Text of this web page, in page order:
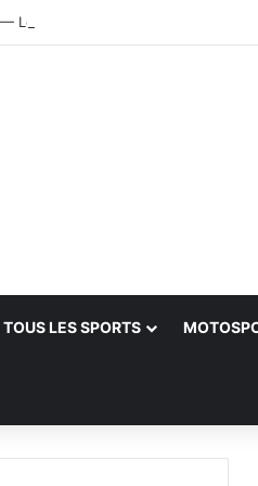
CRB s’adjuge le titre
TOUS LES SPORTS